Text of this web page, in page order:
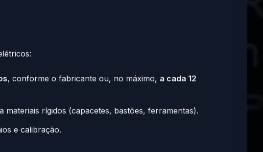
, conforme o fabricante ou, no máximo, a cada 12
materiais rígidos (capacetes, bastões, ferramentas).
e calibração.